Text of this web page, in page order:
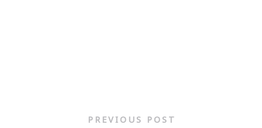
PREVIOUS POST